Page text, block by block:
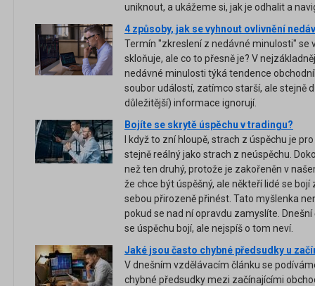
uniknout, a ukážeme si, jak je odhalit a
4 způsoby, jak se vyhnout ovlivnění
Termín "zkreslení z nedávné minulosti" se
skloňuje, ale co to přesně je? V
nedávné minulosti týká tendence
soubor událostí, zatímco starší, ale stejně
důležitější) informace ignorují.
Bojíte se skrytě úspěchu v tradingu?
I když to zní hloupě, strach z úspěchu je
stejně reálný jako strach z neúspěchu.
než ten druhý, protože je zakořeněn v
že chce být úspěšný, ale někteří lidé se
sebou přirozeně přinést. Tato myšlenka
pokud se nad ní opravdu zamyslíte.
se úspěchu bojí, ale nejspíš o tom neví.
Jaké jsou často chybné předsudky u
V dnešním vzdělávacím článku se
chybné předsudky mezi začínajícími